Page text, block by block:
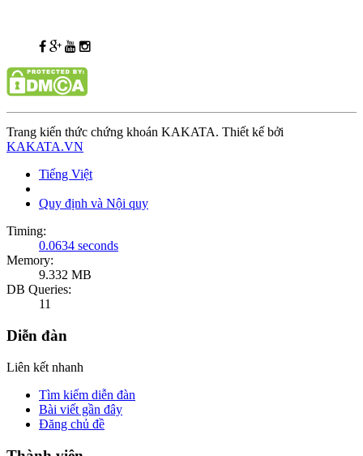
Trang kiến thức chứng khoán KAKATA. Thiết kế bởi
KAKATA.VN
Tiếng Việt
Quy định và Nội quy
Timing:
0.0634 seconds
Memory:
9.332 MB
DB Queries:
11
Diễn đàn
Liên kết nhanh
Tìm kiếm diễn đàn
Bài viết gần đây
Đăng chủ đề